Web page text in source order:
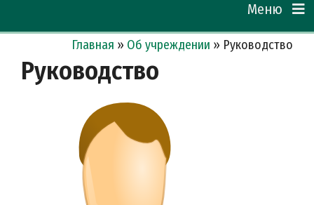
Меню
Главная » Об учреждении » Руководство
Руководство